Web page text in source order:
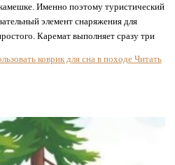
Именно поэтому туристический
элемент снаряжения для
Каремат выполняет сразу три
коврик для сна в походеЧитать